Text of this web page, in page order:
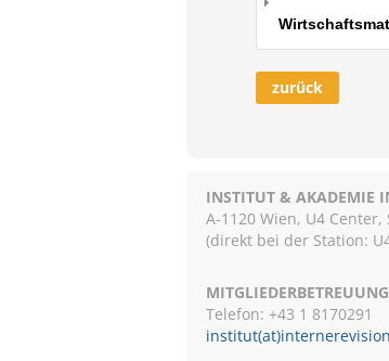
zurück
INSTITUT & AKADEMIE
A-1120 Wien, U4
(direkt bei der Station:
Telefon: +43 1 8170291